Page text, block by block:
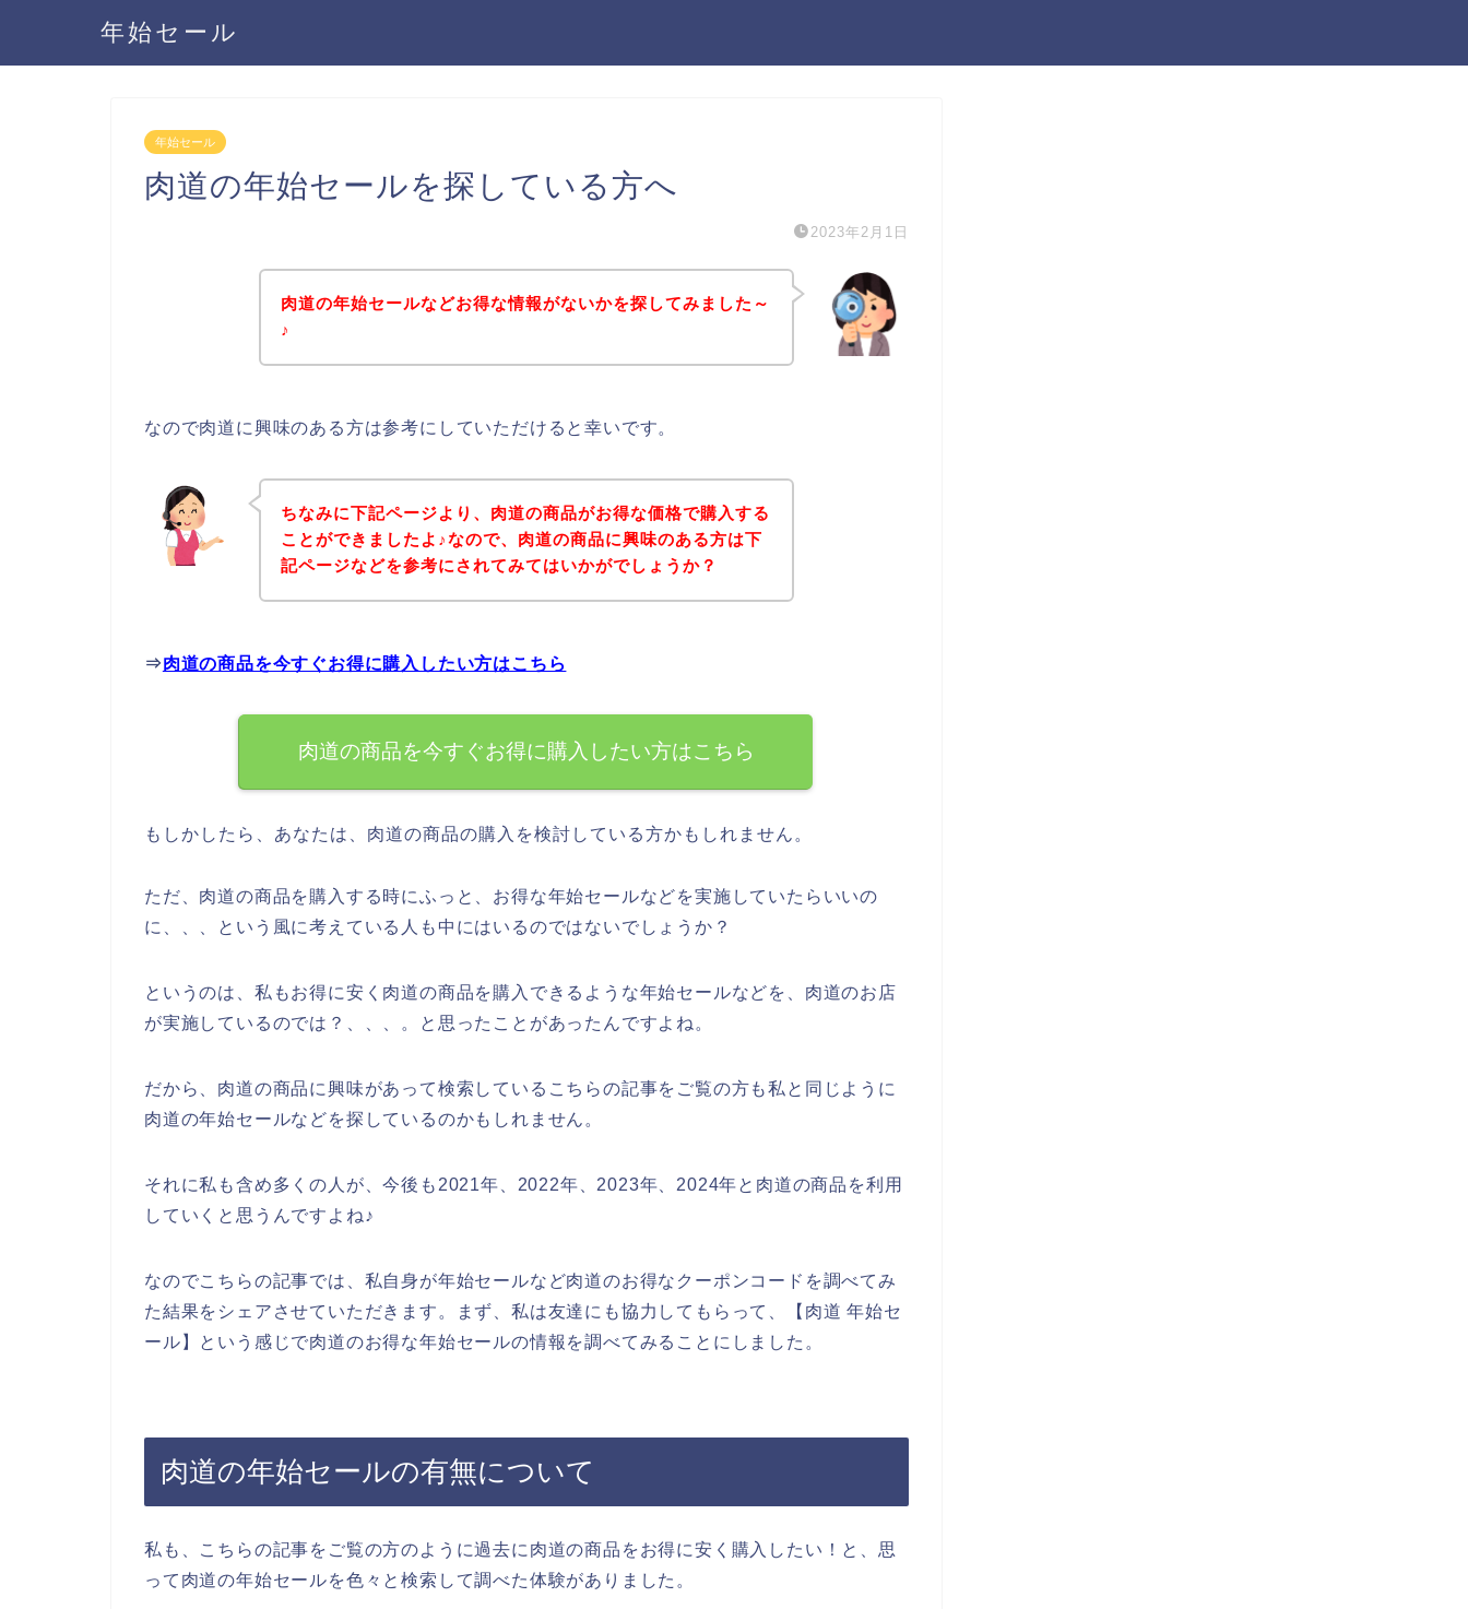
年始セール
年始セール
肉道の年始セールを探している方へ
2023年2月1日
肉道の年始セールなどお得な情報がないかを探してみました～
♪
なので肉道に興味のある方は参考にしていただけると幸いです。
ちなみに下記ページより、肉道の商品がお得な価格で購入する
ことができましたよ♪なので、肉道の商品に興味のある方は下
記ページなどを参考にされてみてはいかがでしょうか？
⇒肉道の商品を今すぐお得に購入したい方はこちら
肉道の商品を今すぐお得に購入したい方はこちら
もしかしたら、あなたは、肉道の商品の購入を検討している方かもしれません。
ただ、肉道の商品を購入する時にふっと、お得な年始セールなどを実施していたらいいの
に、、、という風に考えている人も中にはいるのではないでしょうか？
というのは、私もお得に安く肉道の商品を購入できるような年始セールなどを、肉道のお店
が実施しているのでは？、、、。と思ったことがあったんですよね。
だから、肉道の商品に興味があって検索しているこちらの記事をご覧の方も私と同じように
肉道の年始セールなどを探しているのかもしれません。
それに私も含め多くの人が、今後も2021年、2022年、2023年、2024年と肉道の商品を利用
していくと思うんですよね♪
なのでこちらの記事では、私自身が年始セールなど肉道のお得なクーポンコードを調べてみ
た結果をシェアさせていただきます。まず、私は友達にも協力してもらって、【肉道 年始セ
ール】という感じで肉道のお得な年始セールの情報を調べてみることにしました。
肉道の年始セールの有無について
私も、こちらの記事をご覧の方のように過去に肉道の商品をお得に安く購入したい！と、思
って肉道の年始セールを色々と検索して調べた体験がありました。